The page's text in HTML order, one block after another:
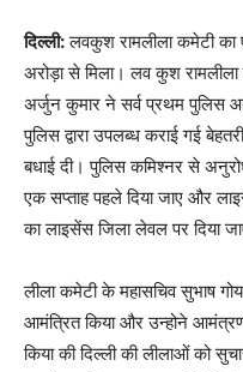
दिल्ली:लवकुश रामलीला कमेटी
अरोड़ा से मिला। लव कुश
अर्जुन कुमार ने सर्व प्रथम पुलिस
पुलिस द्वारा उपलब्ध कराई गई
बधाई दी। पुलिस कमिश्नर से
एक सप्ताह पहले दिया जाए और
का लाइसेंस जिला लेवल पर दिया
लीला कमेटी के महासचिव सुभाष
आमंत्रित किया और उन्होने
किया की दिल्ली की लीलाओं को